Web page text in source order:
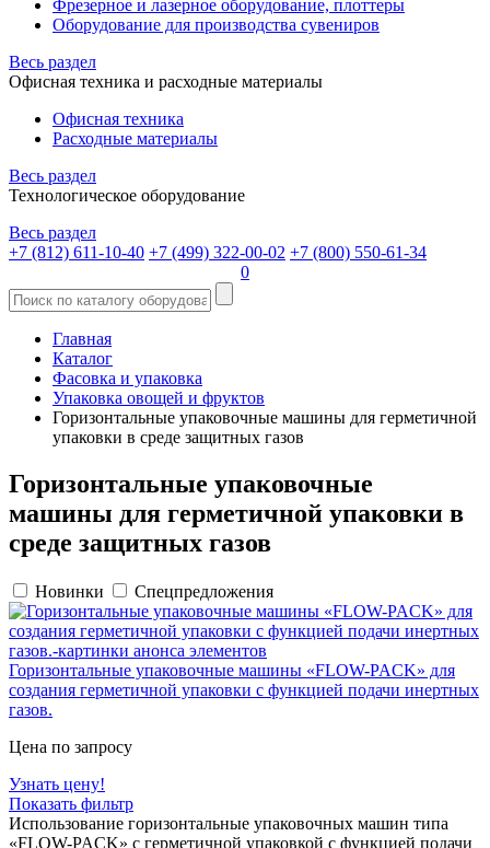
Фрезерное и лазерное оборудование, плоттеры
Оборудование для производства сувениров
Весь раздел
Офисная техника и расходные материалы
Офисная техника
Расходные материалы
Весь раздел
Технологическое оборудование
Весь раздел
+7 (812) 611-10-40 +7 (499) 322-00-02 +7 (800) 550-61-34
0
Главная
Каталог
Фасовка и упаковка
Упаковка овощей и фруктов
Горизонтальные упаковочные машины для герметичной
упаковки в среде защитных газов
Горизонтальные упаковочные
машины для герметичной упаковки в
среде защитных газов
Новинки Спецпредложения
Горизонтальные упаковочные машины «FLOW-PACK» для
создания герметичной упаковки с функцией подачи инертных
газов.
Цена по запросу
Узнать цену!
Показать фильтр
Использование горизонтальные упаковочных машин типа
«FLOW-PACK» с герметичной упаковкой с функцией подачи